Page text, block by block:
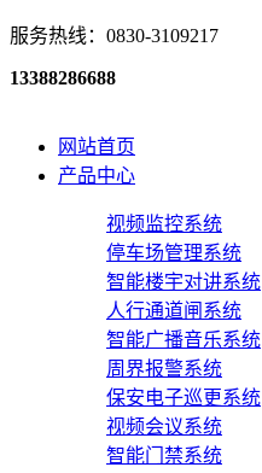
服务热线：0830-3109217
13388286688
网站首页
产品中心
视频监控系统
停车场管理系统
智能楼宇对讲系统
人行通道闸系统
智能广播音乐系统
周界报警系统
保安电子巡更系统
视频会议系统
智能门禁系统